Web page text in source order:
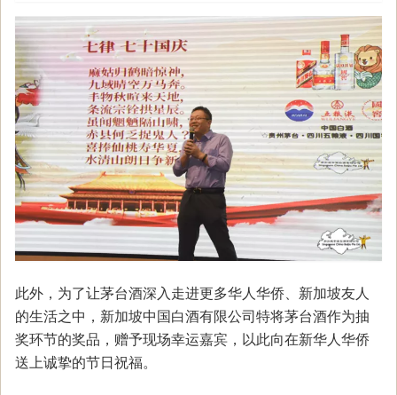
此外，为了让茅台酒深入走进更多华人华侨、新加坡友人
的生活之中，新加坡中国白酒有限公司特将茅台酒作为抽
奖环节的奖品，赠予现场幸运嘉宾，以此向在新华人华侨
送上诚挚的节日祝福。